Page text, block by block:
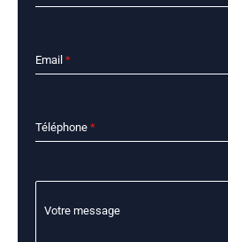
Email *
Téléphone *
Votre message